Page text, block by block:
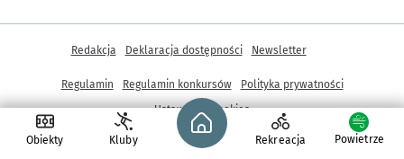
Obiekty Kluby
Strona główna - wroclaw.pl
Rekreacja Powietrze
© Copyright 2005-2026, ARAW S.A., Gmina Wrocław
Inne informacje
Redakcja Deklaracja dostępności Newsletter
Regulamin Regulamin konkursów
Polityka prywatności
Ustawienia cookies